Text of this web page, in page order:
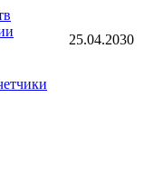
25.04.2030